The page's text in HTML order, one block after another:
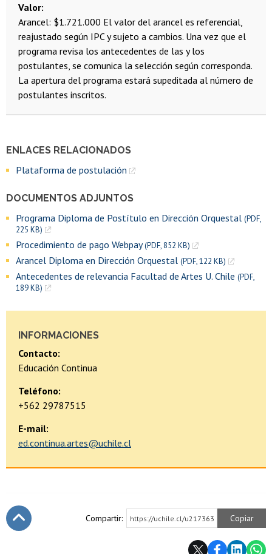
ENLACES RELACIONADOS
Plataforma de postulación
DOCUMENTOS ADJUNTOS
Programa Diploma de Postítulo en Dirección Orquestal (PDF,
225 KB)
Procedimiento de pago Webpay(PDF, 852 KB)
Arancel Diploma en Dirección Orquestal (PDF, 122 KB)
Antecedentes de relevancia Facultad de Artes U. Chile (PDF,
189 KB)
INFORMACIONES
Contacto:
Educación Continua
Teléfono:
+562 29787515
E-mail:
ed.continua.artes@uchile.cl
Valor
Arancel: $1.721.000 El valor del arancel es referencial,
reajustado según IPC y sujeto a cambios. Una vez que el
programa revisa los antecedentes de las y los
postulantes, se comunica la selección según corresponda.
La apertura del programa estará supeditada al número de
postulantes inscritos.
Compartir: https://uchile.cl/u217363 Copiar